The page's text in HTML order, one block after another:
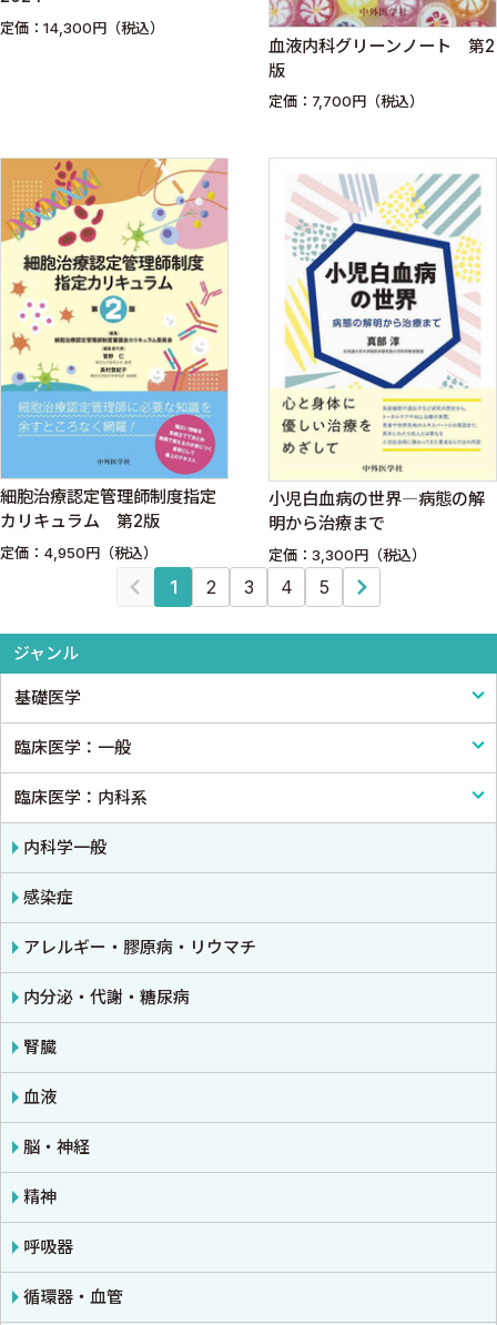
ジャンル
基礎医学
基礎医学一般
解剖学
生理学
免疫学・血清学
公衆衛生学
法医学
臨床医学：一般
臨床医学一般
診断・臨床検査
画像医学・放射線医学・核医学
プライマリケア医学・総合診療
救急医学・集中治療医学
癌・腫瘍一般・緩和医療
栄養・食事療法・輸液・輸血
薬物療法
東洋医学・漢方医学
臨床医学：内科系
内科学一般
感染症
アレルギー・膠原病・リウマチ
内分泌・代謝・糖尿病
腎臓
血液
脳・神経
精神
呼吸器
循環器・血管
定価：14,300円（税込）
血液内科グリーンノート 第2
版
定価：7,700円（税込）
細胞治療認定管理師制度指定
カリキュラム 第2版
定価：4,950円（税込）
小児白血病の世界―病態の解
明から治療まで
定価：3,300円（税込）
1 2 3 4 5